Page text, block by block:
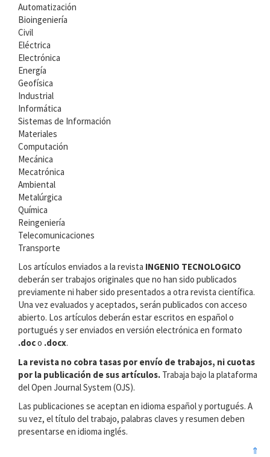
Automatización
Bioingeniería
Civil
Eléctrica
Electrónica
Energía
Geofísica
Industrial
Informática
Sistemas de Información
Materiales
Computación
Mecánica
Mecatrónica
Ambiental
Metalúrgica
Química
Reingeniería
Telecomunicaciones
Transporte
Los artículos enviados a la revista INGENIO TECNOLOGICO
deberán ser trabajos originales que no han sido publicados
previamente ni haber sido presentados a otra revista científica.
Una vez evaluados y aceptados, serán publicados con acceso
abierto. Los artículos deberán estar escritos en español o
portugués y ser enviados en versión electrónica en formato
.doco .docx.
La revista no cobra tasas por envío de trabajos, ni cuotas
por la publicación de sus artículos. Trabaja bajo la plataforma
del Open Journal System (OJS).
Las publicaciones se aceptan en idioma español y portugués. A
su vez, el título del trabajo, palabras claves y resumen deben
presentarse en idioma inglés.
⇑